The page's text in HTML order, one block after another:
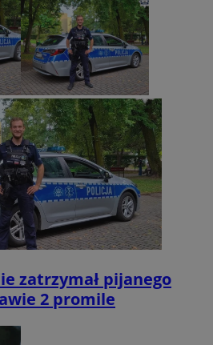
zatrzymał pijanego
2 promile